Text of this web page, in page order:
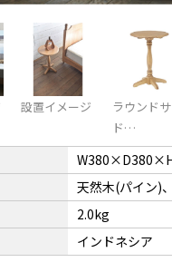
設置イメージ
ラウンド
ド…
天然木(パイン)
2.0kg
インドネシア